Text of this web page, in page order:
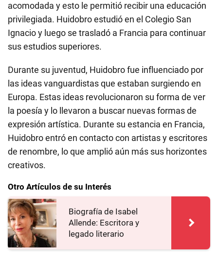
acomodada y esto le permitió recibir una educación
privilegiada. Huidobro estudió en el Colegio San
Ignacio y luego se trasladó a Francia para continuar
sus estudios superiores.
Durante su juventud, Huidobro fue influenciado por
las ideas vanguardistas que estaban surgiendo en
Europa. Estas ideas revolucionaron su forma de ver
la poesía y lo llevaron a buscar nuevas formas de
expresión artística. Durante su estancia en Francia,
Huidobro entró en contacto con artistas y escritores
de renombre, lo que amplió aún más sus horizontes
creativos.
Otro Artículos de su Interés
Biografía de Isabel
Allende: Escritora y
legado literario